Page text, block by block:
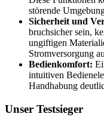
störende
Sicherheit und
bruchsicher sein,
ungiftigen
Stromversorgung
Bedienkomfort:
intuitiven
Handhabung
Unser Testsieger